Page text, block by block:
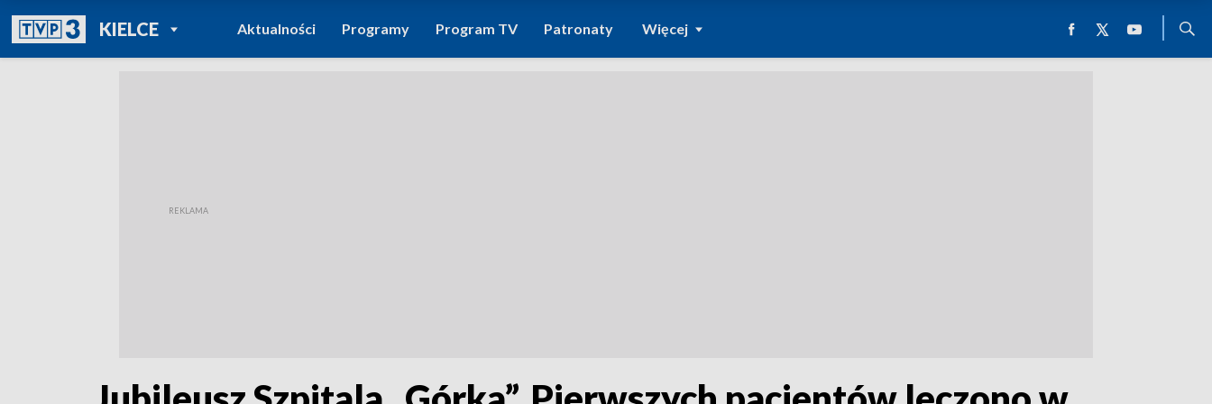
KIELCEPOWRÓT DO
TVP REGIONY
Aktualności Programy Program TV Patronaty Więcej